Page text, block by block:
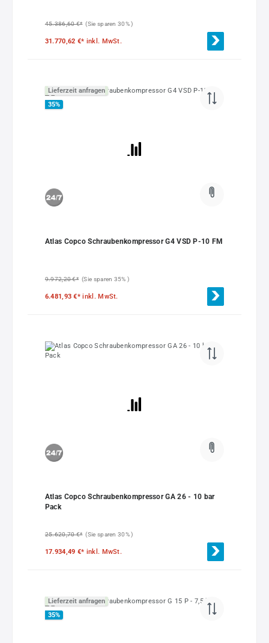
45.386,60 €* (Sie sparen 30% )
31.770,62 €* inkl. MwSt.
Lieferzeit anfragen
35%
Atlas Copco Schraubenkompressor G4 VSD P-10 FM
9.972,20 €* (Sie sparen 35% )
6.481,93 €*inkl. MwSt.
Atlas Copco Schraubenkompressor GA 26 - 10 bar
Pack
25.620,70 €* (Sie sparen 30% )
17.934,49 €* inkl. MwSt.
Lieferzeit anfragen
35%